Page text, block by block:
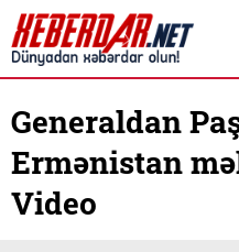
Generaldan
Ermənistan
Video